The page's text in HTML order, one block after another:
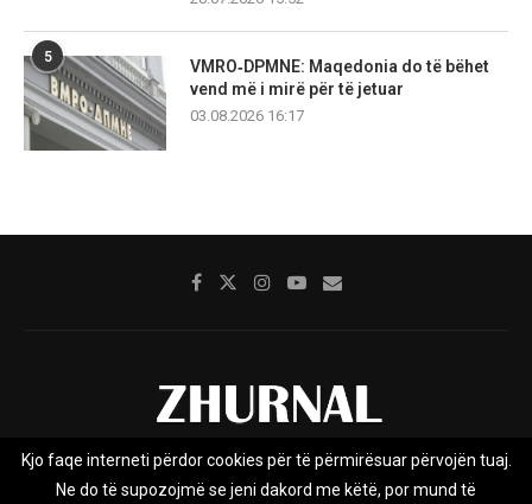
5
VMRO‑DPMNE: Maqedonia do të bëhet
vend më i mirë për të jetuar
03.08.2026 16:17
Rreth nesh Impresumi Marketing
Kontakt
Kjo faqe interneti përdor cookies për të përmirësuar përvojën tuaj.
Ne do të supozojmë se jeni dakord me këtë, por mund të